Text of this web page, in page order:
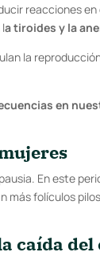
reacciones
la tiroides y la
la
en
En este
más folículos
caída del